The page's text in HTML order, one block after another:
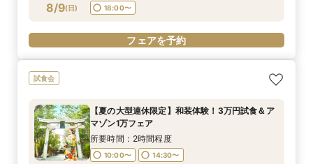
8/9(日)
18:00〜
フェアを予約
試食会
【夏の大型連休限定】和装体験！3万円試食＆ア
マゾン1万フェア
所要時間：2時間程度
10:00〜
14:30〜